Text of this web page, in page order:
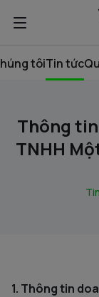
tôiTin tức
Thông
TNHH
1. Thông tin